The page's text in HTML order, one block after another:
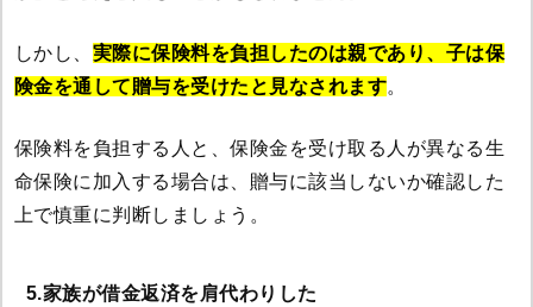
しかし、 実際に保険料を負担したのは親であり、子は保
険金を通して贈与を受けたと見なされます。
保険料を負担する人と、保険金を受け取る人が異なる生
命保険に加入する場合は、贈与に該当しないか確認した
上で慎重に判断しましょう。
5.家族が借金返済を肩代わりした